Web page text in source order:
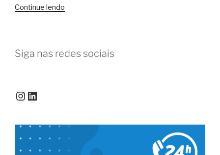
Continue lendo
Centro
Siga nas redes sociais
Instagram
LinkedIn